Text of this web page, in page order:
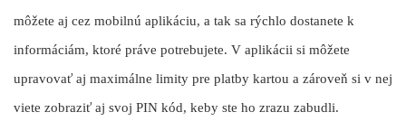
môžete aj cez mobilnú aplikáciu, a tak sa rýchlo dostanete k
informáciám, ktoré práve potrebujete. V aplikácii si môžete
upravovať aj maximálne limity pre platby kartou a zároveň si v nej
viete zobraziť aj svoj PIN kód, keby ste ho zrazu zabudli.